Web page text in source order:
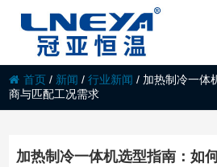
首页 / 新闻 /行业新闻 / 加热制冷一体
商与匹配工况需求
加热制冷一体机选型指南：如